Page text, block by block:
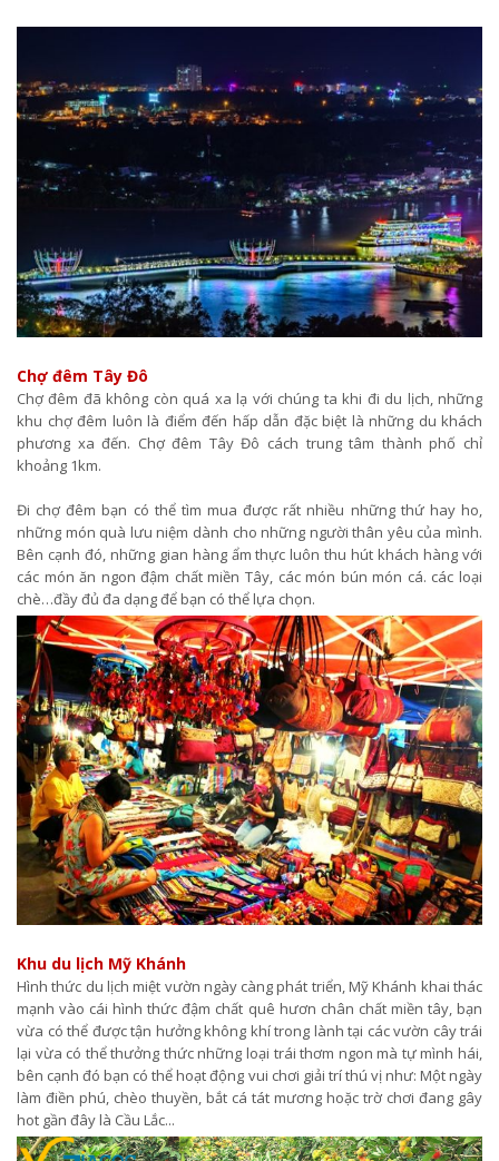
Chợ đêm Tây Đô
Chợ đêm đã không còn quá xa lạ với chúng ta khi đi du lịch, những
khu chợ đêm luôn là điểm đến hấp dẫn đặc biệt là những du khách
phương xa đến. Chợ đêm Tây Đô cách trung tâm thành phố chỉ
khoảng 1km.
Đi chợ đêm bạn có thể tìm mua được rất nhiều những thứ hay ho,
những món quà lưu niệm dành cho những người thân yêu của mình.
Bên cạnh đó, những gian hàng ẩm thực luôn thu hút khách hàng với
các món ăn ngon đậm chất miền Tây, các món bún món cá. các loại
chè…đầy đủ đa dạng để bạn có thể lựa chọn.
Khu du lịch Mỹ Khánh
Hình thức du lịch miệt vườn ngày càng phát triển, Mỹ Khánh khai thác
mạnh vào cái hình thức đậm chất quê hươn chân chất miền tây, bạn
vừa có thể được tận hưởng không khí trong lành tại các vườn cây trái
lại vừa có thể thưởng thức những loại trái thơm ngon mà tự mình hái,
bên cạnh đó bạn có thể hoạt động vui chơi giải trí thú vị như: Một ngày
làm điền phú, chèo thuyền, bắt cá tát mương hoặc trờ chơi đang gây
hot gần đây là Cầu Lắc...